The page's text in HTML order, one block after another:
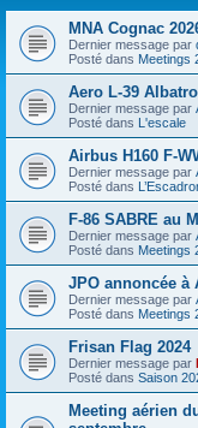
MNA Cognac
Dernier message par
Posté dans Meetings
Aero L-39
Dernier message par
Posté dans L'escale
Airbus H160 F-
Dernier message par
Posté dans
F-86 SABRE au
Dernier message par
Posté dans Meetings
JPO annoncée à
Dernier message par
Posté dans Meetings
Frisan Flag 2024
Dernier message par
Posté dans Saison
Meeting aérien